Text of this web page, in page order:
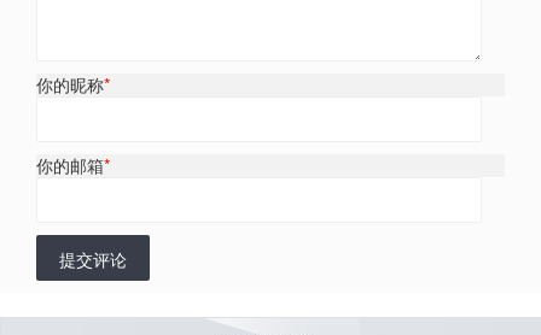
你的昵称*
你的邮箱*
提交评论